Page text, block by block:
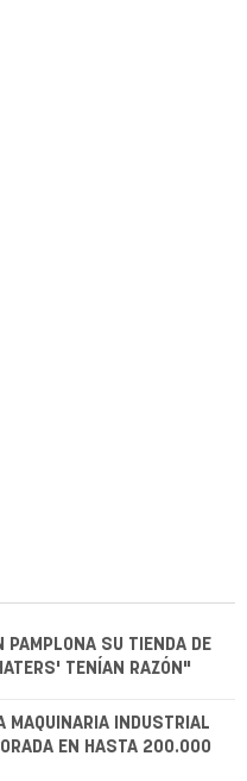
PAMPLONA SU TIENDA DE
TENÍAN RAZÓN"
MAQUINARIA INDUSTRIAL
EN HASTA 200.000